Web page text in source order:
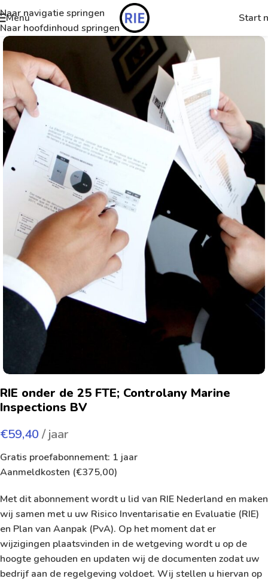
Naar navigatie springen
Naar hoofdinhoud springen
Menu Start
RIE onder de 25 FTE; Controlany Marine
Inspections BV
€59,40 / jaar
Gratis proefabonnement: 1 jaar
Aanmeldkosten (€375,00)
Met dit abonnement wordt u lid van RIE Nederland en maken
wij samen met u uw Risico Inventarisatie en Evaluatie (RIE)
en Plan van Aanpak (PvA). Op het moment dat er
wijzigingen plaatsvinden in de wetgeving wordt u op de
hoogte gehouden en updaten wij de documenten zodat uw
bedrijf aan de regelgeving voldoet. Wij stellen u hiervan op